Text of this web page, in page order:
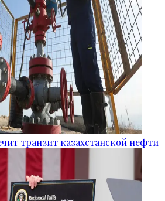
транзит казахстанской нефти